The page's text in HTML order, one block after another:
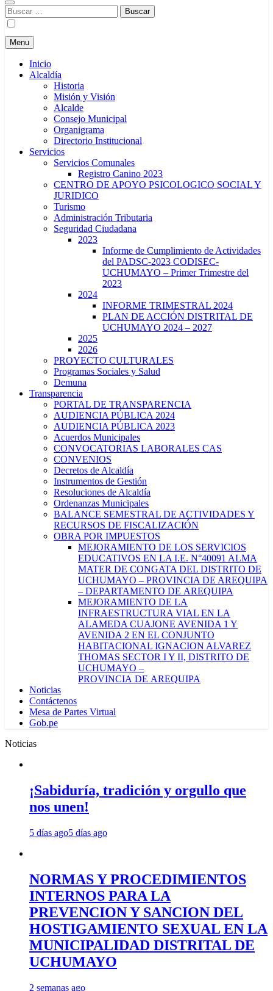
Buscar:
Menu
Inicio
Alcaldía
Historia
Misión y Visión
Alcalde
Consejo Municipal
Organigrama
Directorio Institucional
Servicios
Servicios Comunales
Registro Canino 2023
CENTRO DE APOYO PSICOLOGICO SOCIAL Y
JURIDICO
Turismo
Administración Tributaria
Seguridad Ciudadana
2023
Informe de Cumplimiento de Actividades
del PADSC-2023 CODISEC-
UCHUMAYO – Primer Trimestre del
2023
2024
INFORME TRIMESTRAL 2024
PLAN DE ACCIÓN DISTRITAL DE
UCHUMAYO 2024 – 2027
2025
2026
PROYECTO CULTURALES
Programas Sociales y Salud
Demuna
Transparencia
PORTAL DE TRANSPARENCIA
AUDIENCIA PÚBLICA 2024
AUDIENCIA PÚBLICA 2023
Acuerdos Municipales
CONVOCATORIAS LABORALES CAS
CONVENIOS
Decretos de Alcaldía
Instrumentos de Gestión
Resoluciones de Alcaldía
Ordenanzas Municipales
BALANCE SEMESTRAL DE ACTIVIDADES Y
RECURSOS DE FISCALIZACIÓN
OBRA POR IMPUESTOS
MEJORAMIENTO DE LOS SERVICIOS
EDUCATIVOS EN LA I.E. N°40091 ALMA
MATER DE CONGATA DEL DISTRITO DE
UCHUMAYO – PROVINCIA DE AREQUIPA
– DEPARTAMENTO DE AREQUIPA
MEJORAMIENTO DE LA
INFRAESTRUCTURA VIAL EN LA
ALAMEDA CUAJONE AVENIDA 1 Y
AVENIDA 2 EN EL CONJUNTO
HABITACIONAL IGNACION ALVAREZ
THOMAS SECTOR I Y II, DISTRITO DE
UCHUMAYO –
PROVINCIA DE AREQUIPA
Noticias
Contáctenos
Mesa de Partes Virtual
Gob.pe
Noticias
¡Sabiduría, tradición y orgullo que
nos unen!
5 días ago5 días ago
NORMAS Y PROCEDIMIENTOS
INTERNOS PARA LA
PREVENCION Y SANCION DEL
HOSTIGAMIENTO SEXUAL EN LA
MUNICIPALIDAD DISTRITAL DE
UCHUMAYO
2 semanas ago